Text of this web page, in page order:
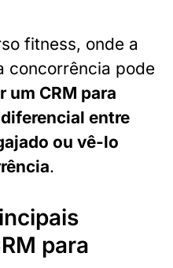
fitness, onde a
concorrência pode
um CRM para
entre
ou vê-lo
.
para